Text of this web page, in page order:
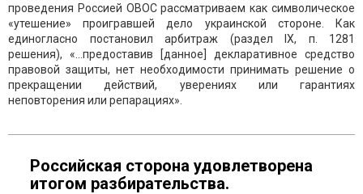
проведения Россией ОВОС рассматриваем как символическое
«утешение» проигравшей дело украинской стороне. Как
единогласно постановил арбитраж (раздел IX, п. 1281
решения), «...предоставив [данное] декларативное средство
правовой защиты, нет необходимости принимать решение о
прекращении действий, уверениях или гарантиях
неповторения или репарациях».
Российская сторона удовлетворена
итогом разбирательства.